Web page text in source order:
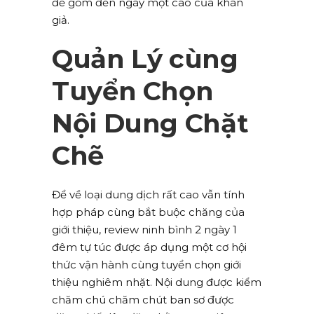
giả.
Quản Lý cùng
Tuyển Chọn
Nội Dung Chặt
Chẽ
Để về loại dung dịch rất cao vẫn tính
hợp pháp cùng bắt buộc chăng của
giới thiệu, review ninh bình 2 ngày 1
đêm tự túc được áp dụng một cơ hội
thức vận hành cùng tuyển chọn giới
thiệu nghiêm nhặt. Nội dung được kiểm
chăm chú chăm chút ban sơ được